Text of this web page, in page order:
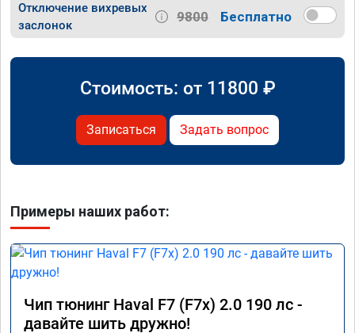
Отключение вихревых
заслонок
9800 Бесплатно
Стоимость: от 11800 ₽
Записаться Задать вопрос
Примеры наших работ:
Чип тюнинг Haval F7 (F7x) 2.0 190 лс -
давайте шить дружно!